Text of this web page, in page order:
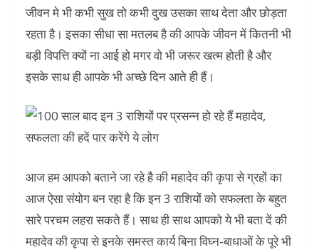
जीवन मे भी कभी सुख तो कभी दुख उसका साथ देता और छोड़ता
रहता है। इसका सीधा सा मतलब है की आपके जीवन में कितनी भी
बड़ी विपत्ति क्यों ना आई हो मगर वो भी जरूर खत्म होती है और
इसके साथ ही आपके भी अच्छे दिन आते ही हैं।
आज हम आपको बताने जा रहे है की महादेव की कृपा से ग्रहों का
आज ऐसा संयोग बन रहा है कि इन 3 राशियों को सफलता के बहुत
सारे परचम लहरा सकते हैं। साथ ही साथ आपको ये भी बता दें की
महादेव की कृपा से इनके समस्त कार्य बिना विघ्न-बाधाओं के पूरे भी